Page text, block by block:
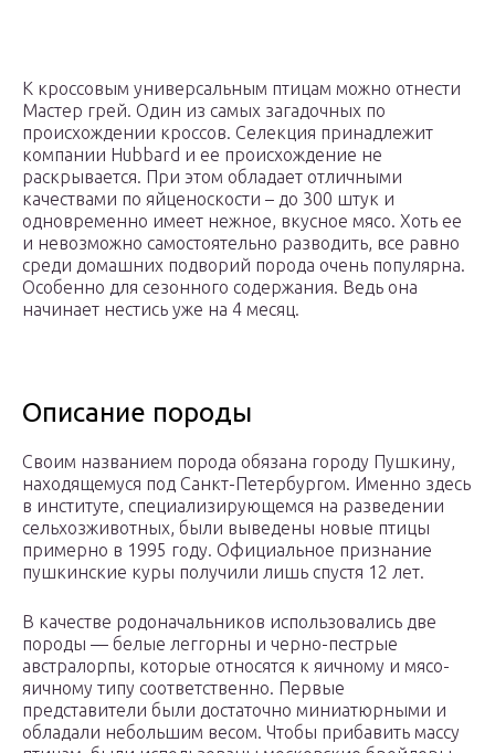
К кроссовым универсальным птицам можно отнести
Мастер грей. Один из самых загадочных по
происхождении кроссов. Селекция принадлежит
компании Hubbard и ее происхождение не
раскрывается. При этом обладает отличными
качествами по яйценоскости – до 300 штук и
одновременно имеет нежное, вкусное мясо. Хоть ее
и невозможно самостоятельно разводить, все равно
среди домашних подворий порода очень популярна.
Особенно для сезонного содержания. Ведь она
начинает нестись уже на 4 месяц.
Описание породы
Своим названием порода обязана городу Пушкину,
находящемуся под Санкт-Петербургом. Именно здесь
в институте, специализирующемся на разведении
сельхозживотных, были выведены новые птицы
примерно в 1995 году. Официальное признание
пушкинские куры получили лишь спустя 12 лет.
В качестве родоначальников использовались две
породы — белые леггорны и черно-пестрые
австралорпы, которые относятся к яичному и мясо-
яичному типу соответственно. Первые
представители были достаточно миниатюрными и
обладали небольшим весом. Чтобы прибавить массу